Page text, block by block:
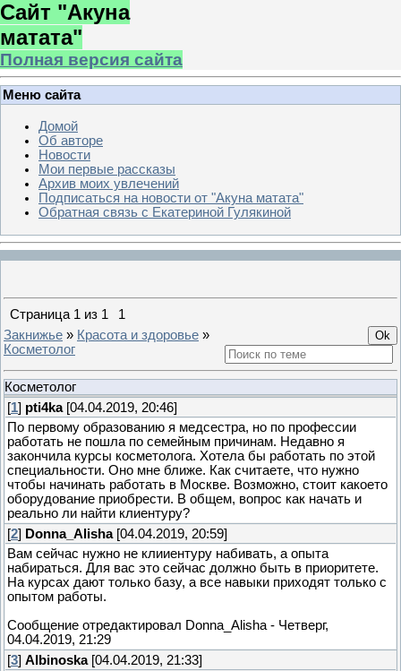
Сайт "Акуна
матата"
Полная версия сайта
Меню сайта
Домой
Об авторе
Новости
Мои первые рассказы
Архив моих увлечений
Подписаться на новости от "Акуна матата"
Обратная связь с Екатериной Гулякиной
Страница 1 из 1
1
Закнижье » Красота и здоровье »
Косметолог
Косметолог
[1] pti4ka[04.04.2019, 20:46]
По первому образованию я медсестра, но по профессии
работать не пошла по семейным причинам. Недавно я
закончила курсы косметолога. Хотела бы работать по этой
специальности. Оно мне ближе. Как считаете, что нужно
чтобы начинать работать в Москве. Возможно, стоит какоето
оборудование приобрести. В общем, вопрос как начать и
реально ли найти клиентуру?
[2] Donna_Alisha[04.04.2019, 20:59]
Вам сейчас нужно не клииентуру набивать, а опыта
набираться. Для вас это сейчас должно быть в приоритете.
На курсах дают только базу, а все навыки приходят только с
опытом работы.
Сообщение отредактировал Donna_Alisha - Четверг,
04.04.2019, 21:29
[3] Albinoska[04.04.2019, 21:33]